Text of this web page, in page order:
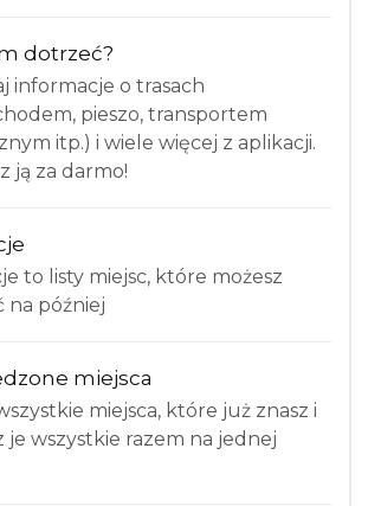
dotrzeć?
informacje o trasach
pieszo, transportem
itp.) i wiele więcej z aplikacji.
ją za darmo!
to listy miejsc, które możesz
na później
miejsca
miejsca, które już znasz i
je wszystkie razem na jednej